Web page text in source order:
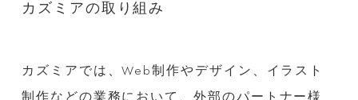
カズミアの取り組み
カズミアでは、Web制作やデザイン、イラスト
制作などの業務において、外部のパートナー様